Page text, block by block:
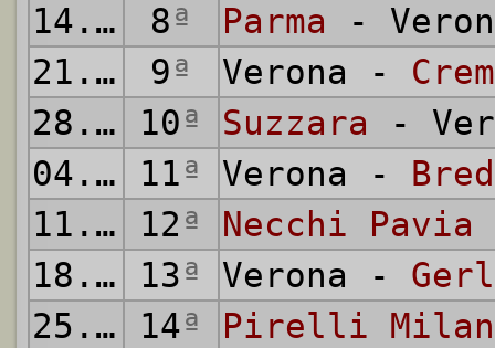
14.12.1941
8ª Parma -
21.12.1941
9ª Verona -
28.12.1941
10ª Suzzara -
04.01.1942
11ª Verona -
11.01.1942
12ª Necchi Pavia
18.01.1942
13ª Verona -
25.01.1942
14ª
Pirelli